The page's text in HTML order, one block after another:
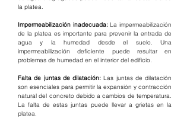
la platea.
Impermeabilización inadecuada: La impermeabilización
de la platea es importante para prevenir la entrada de
agua y la humedad desde el suelo. Una
impermeabilización deficiente puede resultar en
problemas de humedad en el interior del edificio.
Falta de juntas de dilatación: Las juntas de dilatación
son esenciales para permitir la expansión y contracción
natural del concreto debido a cambios de temperatura.
La falta de estas juntas puede llevar a grietas en la
platea.